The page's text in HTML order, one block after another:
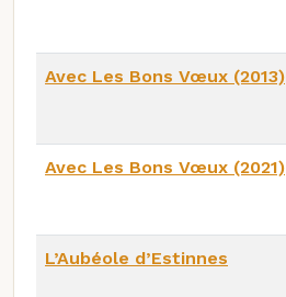
Avec Les Bons Vœux (2013)
Avec Les Bons Vœux (2021)
L’Aubéole d’Estinnes